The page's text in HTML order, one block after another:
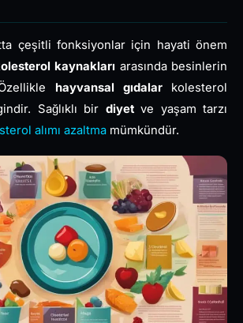
çeşitli fonksiyonlar için hayati önem
kaynakları arasında besinlerin
hayvansal gıdalarkolesterol
Sağlıklı bir diyetve yaşam tarzı
alımı azaltma mümkündür.